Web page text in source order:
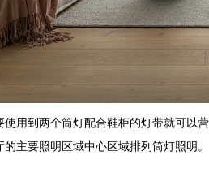
使用到两个筒灯配合鞋柜的灯带就可以营
主要照明区域中心区域排列筒灯照明。